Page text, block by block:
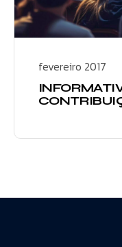
fevereiro 2017